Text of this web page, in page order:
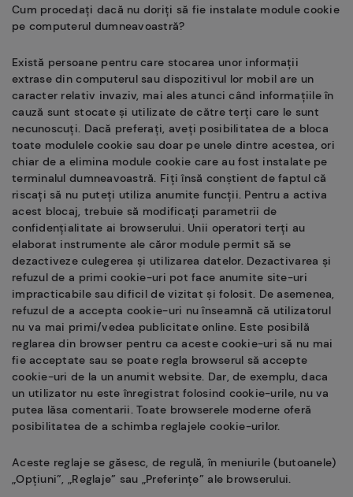
Cum procedați dacă nu doriți să fie instalate module cookie
pe computerul dumneavoastră?
Există persoane pentru care stocarea unor informații
extrase din computerul sau dispozitivul lor mobil are un
caracter relativ invaziv, mai ales atunci când informațiile în
cauză sunt stocate și utilizate de către terți care le sunt
necunoscuți. Dacă preferați, aveți posibilitatea de a bloca
toate modulele cookie sau doar pe unele dintre acestea, ori
chiar de a elimina module cookie care au fost instalate pe
terminalul dumneavoastră. Fiți însă conștient de faptul că
riscați să nu puteți utiliza anumite funcții. Pentru a activa
acest blocaj, trebuie să modificați parametrii de
confidențialitate ai browserului. Unii operatori terți au
elaborat instrumente ale căror module permit să se
dezactiveze culegerea și utilizarea datelor. Dezactivarea și
refuzul de a primi cookie-uri pot face anumite site-uri
impracticabile sau dificil de vizitat și folosit. De asemenea,
refuzul de a accepta cookie-uri nu înseamnă că utilizatorul
nu va mai primi/vedea publicitate online. Este posibilă
reglarea din browser pentru ca aceste cookie-uri să nu mai
fie acceptate sau se poate regla browserul să accepte
cookie-uri de la un anumit website. Dar, de exemplu, daca
un utilizator nu este înregistrat folosind cookie-urile, nu va
putea lăsa comentarii. Toate browserele moderne oferă
posibilitatea de a schimba reglajele cookie-urilor.
Aceste reglaje se găsesc, de regulă, în meniurile (butoanele)
„Opțiuni”, „Reglaje” sau „Preferințe” ale browserului.